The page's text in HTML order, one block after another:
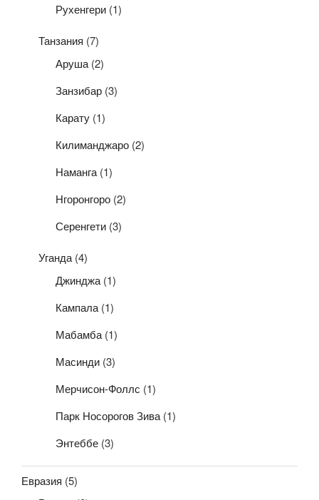
Рухенгери (1)
Танзания (7)
Аруша (2)
Занзибар (3)
Карату (1)
Килиманджаро (2)
Наманга (1)
Нгоронгоро (2)
Серенгети (3)
Уганда(4)
Джинджа (1)
Кампала (1)
Мабамба (1)
Масинди (3)
Мерчисон-Фоллс (1)
Парк Носорогов Зива (1)
Энтеббе (3)
Евразия (5)